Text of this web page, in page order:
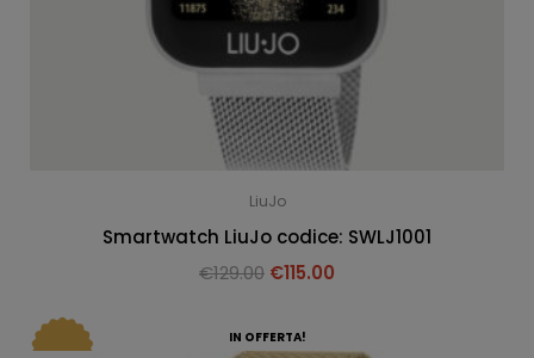
LiuJo
Smartwatch LiuJo codice: SWLJ1001
€129.00 €115.00
IN OFFERTA!